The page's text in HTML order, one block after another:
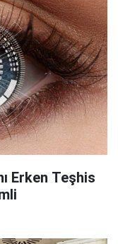
Erken Teşhis